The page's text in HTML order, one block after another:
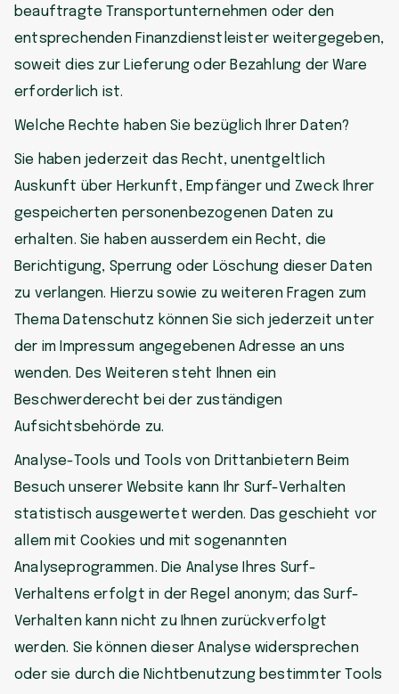
beauftragte Transportunternehmen oder den
entsprechenden Finanzdienstleister weitergegeben,
soweit dies zur Lieferung oder Bezahlung der Ware
erforderlich ist.
Welche Rechte haben Sie bezüglich Ihrer Daten?
Sie haben jederzeit das Recht, unentgeltlich
Auskunft über Herkunft, Empfänger und Zweck Ihrer
gespeicherten personenbezogenen Daten zu
erhalten. Sie haben ausserdem ein Recht, die
Berichtigung, Sperrung oder Löschung dieser Daten
zu verlangen. Hierzu sowie zu weiteren Fragen zum
Thema Datenschutz können Sie sich jederzeit unter
der im Impressum angegebenen Adresse an uns
wenden. Des Weiteren steht Ihnen ein
Beschwerderecht bei der zuständigen
Aufsichtsbehörde zu.
Analyse-Tools und Tools von Drittanbietern Beim
Besuch unserer Website kann Ihr Surf-Verhalten
statistisch ausgewertet werden. Das geschieht vor
allem mit Cookies und mit sogenannten
Analyseprogrammen. Die Analyse Ihres Surf-
Verhaltens erfolgt in der Regel anonym; das Surf-
Verhalten kann nicht zu Ihnen zurückverfolgt
werden. Sie können dieser Analyse widersprechen
oder sie durch die Nichtbenutzung bestimmter Tools